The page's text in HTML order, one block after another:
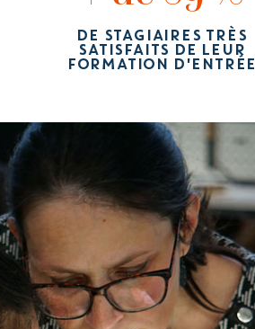
DE STAGIAIRES TRÈS
SATISFAITS DE LEUR
FORMATION D'ENTRÉE